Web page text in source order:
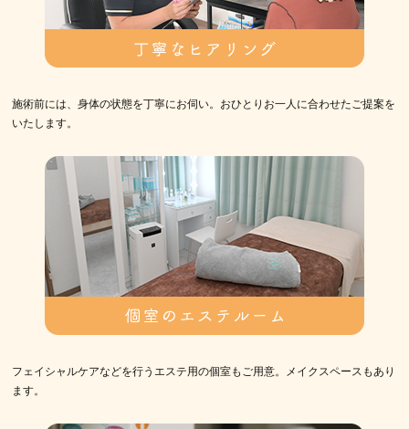
施術前には、身体の状態を丁寧にお伺い。おひとりお一人に合わせたご提案を
いたします。
フェイシャルケアなどを行うエステ用の個室もご用意。メイクスペースもあり
ます。